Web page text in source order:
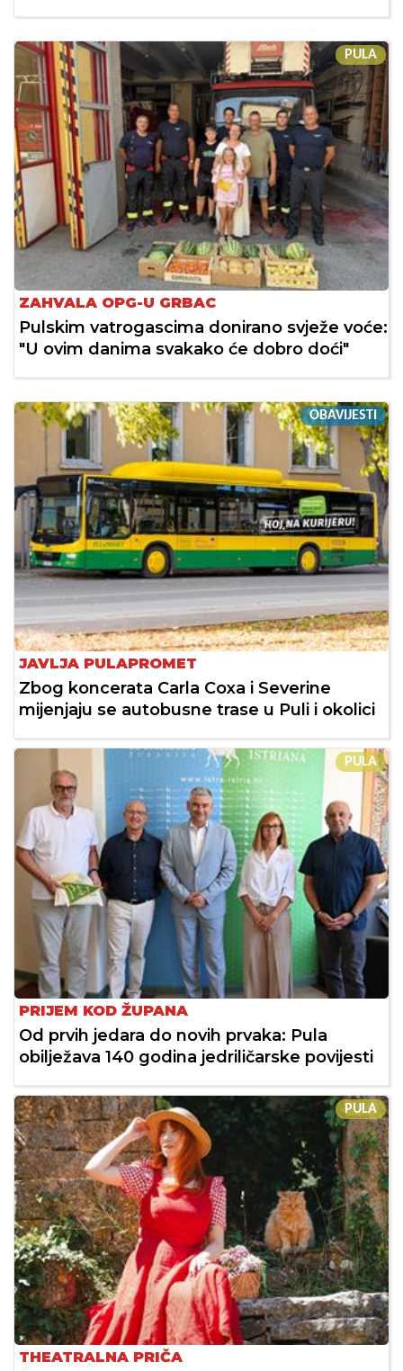
PULA
ZAHVALA OPG-U GRBAC
Pulskim vatrogascima donirano svježe voće:
"U ovim danima svakako će dobro doći"
OBAVIJESTI
JAVLJA PULAPROMET
Zbog koncerata Carla Coxa i Severine
mijenjaju se autobusne trase u Puli i okolici
PULA
PRIJEM KOD ŽUPANA
Od prvih jedara do novih prvaka: Pula
obilježava 140 godina jedriličarske povijesti
PULA
THEATRALNA PRIČA